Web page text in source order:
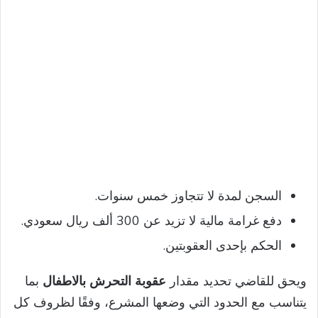
السجن لمدة لا تتجاوز خمس سنوات.
دفع غرامة مالية لا تزيد عن 300 ألف ريال سعودي.
الحكم بإحدى العقوبتين.
ويحق للقاضي تحديد مقدار عقوبة التحرش بالاطفال بما
يتناسب مع الحدود التي وضعها المشرع، وفقًا لظروف كل